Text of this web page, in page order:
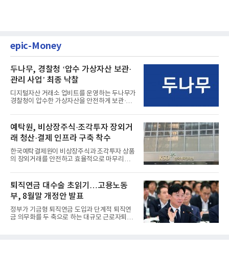
epic-Money
두나무, 경찰청 ‘압수 가상자산 보관·
관리 사업’ 최종 낙찰
디지털자산 거래소 업비트를 운영하는 두나무가
경찰청이 압수한 가상자산을 안전하게 보관·관
예탁원, 비상장주식·조각투자 장외거
래 청산·결제 인프라 구축 착수
한국예탁결제원이 비상장주식과 조각투자 상품
의 장외거래를 안전하고 효율적으로 마무리하기
퇴직연금 대수술 초읽기…고용노동
부, 8월말 개정안 발표
정부가 기금형 퇴직연금 도입과 단계적 퇴직연
금 의무화를 두 축으로 하는 대규모 근로자퇴직